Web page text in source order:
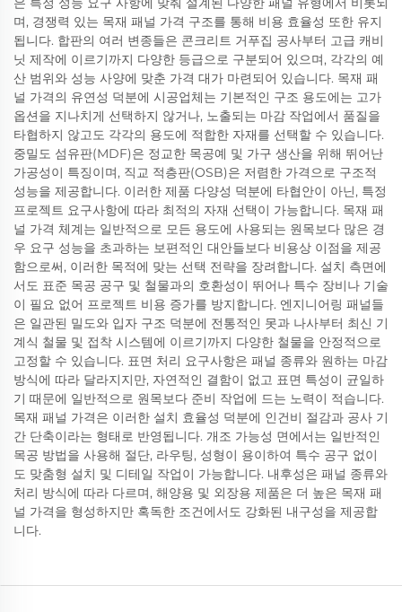
며, 경쟁력 있는 목재 패널 가격 구조를 통해 비용 효율성 또한 유지
됩니다. 합판의 여러 변종들은 콘크리트 거푸집 공사부터 고급 캐비
닛 제작에 이르기까지 다양한 등급으로 구분되어 있으며, 각각의 예
산 범위와 성능 사양에 맞춘 가격 대가 마련되어 있습니다. 목재 패
널 가격의 유연성 덕분에 시공업체는 기본적인 구조 용도에는 고가
옵션을 지나치게 선택하지 않거나, 노출되는 마감 작업에서 품질을
타협하지 않고도 각각의 용도에 적합한 자재를 선택할 수 있습니다.
중밀도 섬유판(MDF)은 정교한 목공예 및 가구 생산을 위해 뛰어난
가공성이 특징이며, 직교 적층판(OSB)은 저렴한 가격으로 구조적
성능을 제공합니다. 이러한 제품 다양성 덕분에 타협안이 아닌, 특정
프로젝트 요구사항에 따라 최적의 자재 선택이 가능합니다. 목재 패
널 가격 체계는 일반적으로 모든 용도에 사용되는 원목보다 많은 경
우 요구 성능을 초과하는 보편적인 대안들보다 비용상 이점을 제공
함으로써, 이러한 목적에 맞는 선택 전략을 장려합니다. 설치 측면에
서도 표준 목공 공구 및 철물과의 호환성이 뛰어나 특수 장비나 기술
이 필요 없어 프로젝트 비용 증가를 방지합니다. 엔지니어링 패널들
은 일관된 밀도와 입자 구조 덕분에 전통적인 못과 나사부터 최신 기
계식 철물 및 접착 시스템에 이르기까지 다양한 철물을 안정적으로
고정할 수 있습니다. 표면 처리 요구사항은 패널 종류와 원하는 마감
방식에 따라 달라지지만, 자연적인 결함이 없고 표면 특성이 균일하
기 때문에 일반적으로 원목보다 준비 작업에 드는 노력이 적습니다.
목재 패널 가격은 이러한 설치 효율성 덕분에 인건비 절감과 공사 기
간 단축이라는 형태로 반영됩니다. 개조 가능성 면에서는 일반적인
목공 방법을 사용해 절단, 라우팅, 성형이 용이하여 특수 공구 없이
도 맞춤형 설치 및 디테일 작업이 가능합니다. 내후성은 패널 종류와
처리 방식에 따라 다르며, 해양용 및 외장용 제품은 더 높은 목재 패
널 가격을 형성하지만 혹독한 조건에서도 강화된 내구성을 제공합
니다.